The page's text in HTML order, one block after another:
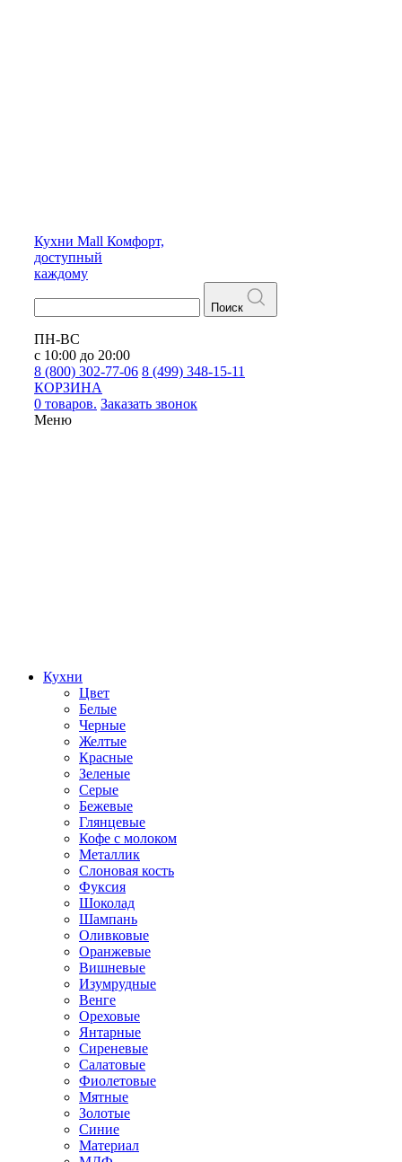
Кухни Mall Комфорт,
доступный
каждому
Поиск
ПН-ВС
с 10:00 до 20:00
8 (800) 302-77-06 8 (499) 348-15-11
КОРЗИНА
0 товаров. Заказать звонок
Меню
Кухни
Цвет
Белые
Черные
Желтые
Красные
Зеленые
Серые
Бежевые
Глянцевые
Кофе с молоком
Металлик
Слоновая кость
Фуксия
Шоколад
Шампань
Оливковые
Оранжевые
Вишневые
Изумрудные
Венге
Ореховые
Янтарные
Сиреневые
Салатовые
Фиолетовые
Мятные
Золотые
Синие
Материал